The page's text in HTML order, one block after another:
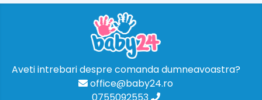
Aveti intrebari despre comanda dumneavoastra?
office@baby24.ro